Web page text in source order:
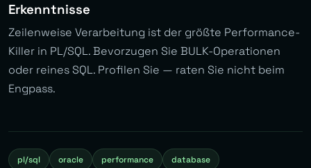
Erkenntnisse
Zeilenweise Verarbeitung ist der größte Performance-
Killer in PL/SQL. Bevorzugen Sie BULK-Operationen
oder reines SQL. Profilen Sie — raten Sie nicht beim
Engpass.
pl/sql oracle performance database